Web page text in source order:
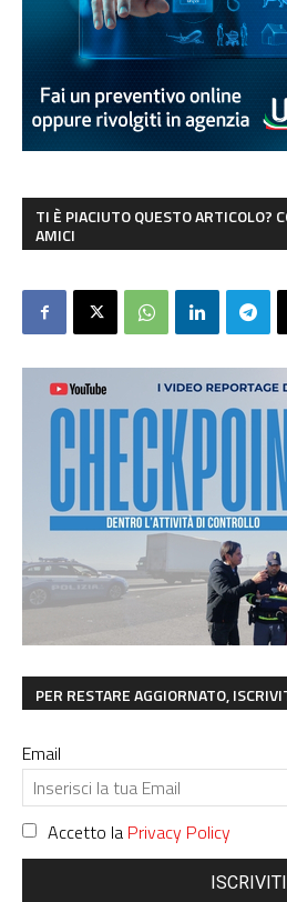
TI È PIACIUTO QUESTO ARTICOLO?
AMICI
PER RESTARE AGGIORNATO,
Email
Accetto la Privacy Policy
ISCRIVITI